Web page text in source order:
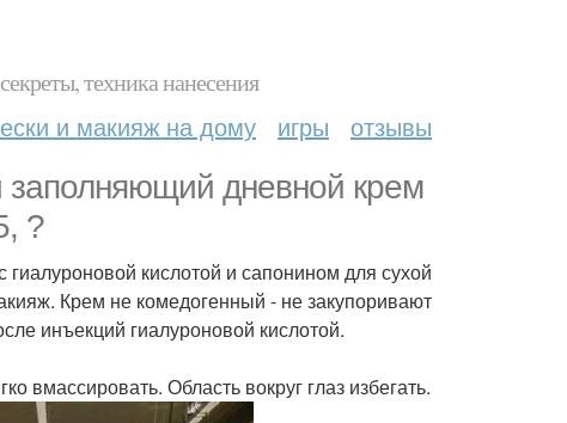
техника нанесения
и макияж на дому игры отзывы
заполняющий дневной крем
?
кислотой и сапонином для сухой
Крем не комедогенный - не закупоривают
инъекций гиалуроновой кислотой.
вмассировать. Область вокруг глаз избегать.